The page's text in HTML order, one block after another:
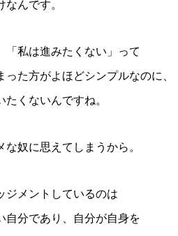
なんです。
「私は進みたくない」って
った方がよほどシンプルなのに、
たくないんですね。
な奴に思えてしまうから。
ジメントしているのは
自分であり、自分が自身を